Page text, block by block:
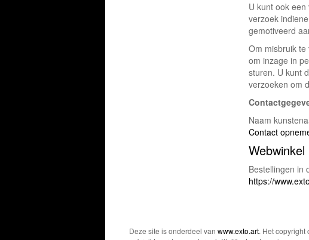
U kunt ook
verzoek
gemotiveerd
Om misbruik
om inzage in
sturen. U kunt
verzoeken om
Naam
Contact
Bestellingen in
https://
Deze site is onderdeel van www.exto.art. Het